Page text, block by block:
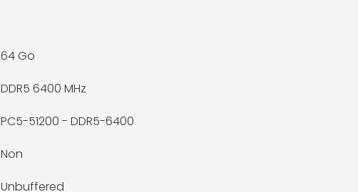
64 Go
DDR5 6400 MHz
PC5-51200 - DDR5-6400
Non
Unbuffered